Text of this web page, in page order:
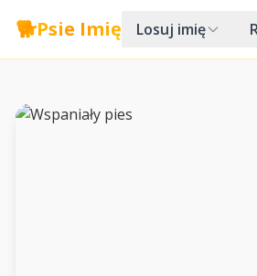
🐕Psie Imię Losuj imię